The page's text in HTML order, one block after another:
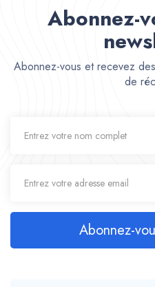
Abonnez-
Abonnez-vous et recevez
de
Abonnez-